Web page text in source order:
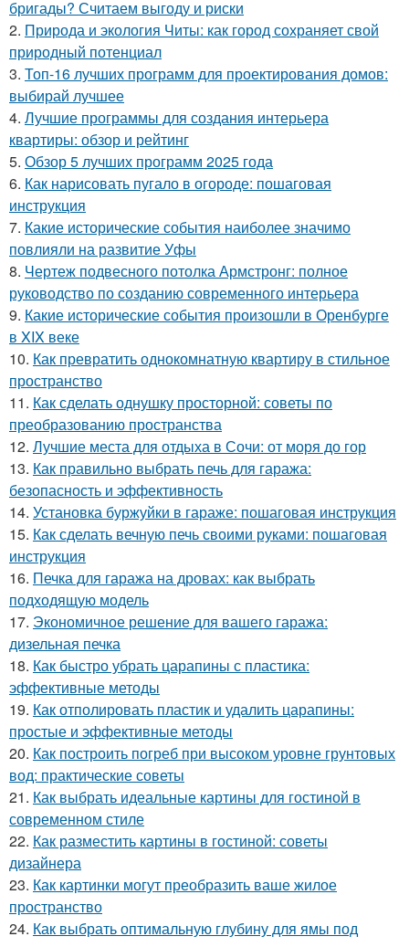
бригады? Считаем выгоду и риски
2. Природа и экология Читы: как город сохраняет свой
природный потенциал
3. Топ-16 лучших программ для проектирования домов:
выбирай лучшее
4. Лучшие программы для создания интерьера
квартиры: обзор и рейтинг
5. Обзор 5 лучших программ 2025 года
6. Как нарисовать пугало в огороде: пошаговая
инструкция
7. Какие исторические события наиболее значимо
повлияли на развитие Уфы
8. Чертеж подвесного потолка Армстронг: полное
руководство по созданию современного интерьера
9. Какие исторические события произошли в Оренбурге
в XIX веке
10. Как превратить однокомнатную квартиру в стильное
пространство
11. Как сделать однушку просторной: советы по
преобразованию пространства
12. Лучшие места для отдыха в Сочи: от моря до гор
13. Как правильно выбрать печь для гаража:
безопасность и эффективность
14. Установка буржуйки в гараже: пошаговая инструкция
15. Как сделать вечную печь своими руками: пошаговая
инструкция
16. Печка для гаража на дровах: как выбрать
подходящую модель
17. Экономичное решение для вашего гаража:
дизельная печка
18. Как быстро убрать царапины с пластика:
эффективные методы
19. Как отполировать пластик и удалить царапины:
простые и эффективные методы
20. Как построить погреб при высоком уровне грунтовых
вод: практические советы
21. Как выбрать идеальные картины для гостиной в
современном стиле
22. Как разместить картины в гостиной: советы
дизайнера
23. Как картинки могут преобразить ваше жилое
пространство
24. Как выбрать оптимальную глубину для ямы под